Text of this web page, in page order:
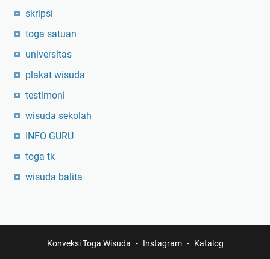
skripsi
toga satuan
universitas
plakat wisuda
testimoni
wisuda sekolah
INFO GURU
toga tk
wisuda balita
Konveksi Toga Wisuda Instagram Katalog